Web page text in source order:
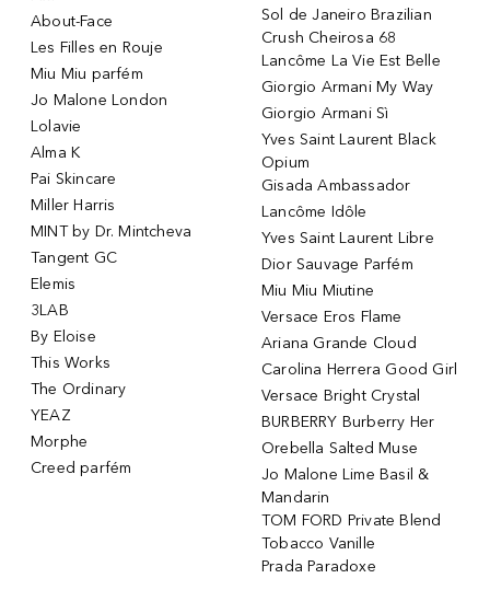
About-Face
Les Filles en Rouje
Miu Miu parfém
Jo Malone London
Lolavie
Alma K
Pai Skincare
Miller Harris
MINT by Dr. Mintcheva
Tangent GC
Elemis
3LAB
By Eloise
This Works
The Ordinary
YEAZ
Morphe
Creed parfém
Sol de Janeiro Brazilian
Crush Cheirosa 68
Lancôme La Vie Est Belle
Giorgio Armani My Way
Giorgio Armani Sì
Yves Saint Laurent Black
Opium
Gisada Ambassador
Lancôme Idôle
Yves Saint Laurent Libre
Dior Sauvage Parfém
Miu Miu Miutine
Versace Eros Flame
Ariana Grande Cloud
Carolina Herrera Good Girl
Versace Bright Crystal
BURBERRY Burberry Her
Orebella Salted Muse
Jo Malone Lime Basil &
Mandarin
TOM FORD Private Blend
Tobacco Vanille
Prada Paradoxe